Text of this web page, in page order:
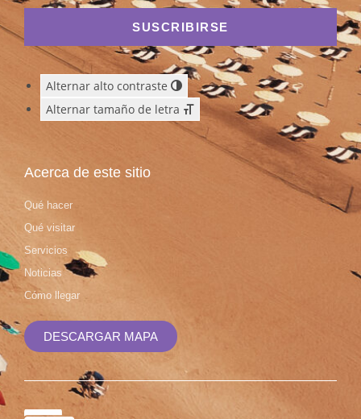
SUSCRIBIRSE
Alternar alto contraste
Alternar tamaño de letra
Acerca de este sitio
Qué hacer
Qué visitar
Servicios
Noticias
Cómo llegar
DESCARGAR MAPA